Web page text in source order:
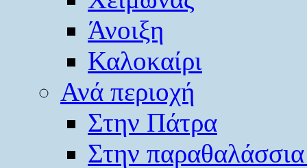
Άνοιξη
Καλοκαίρι
Ανά περιοχή
Στην Πάτρα
Στην